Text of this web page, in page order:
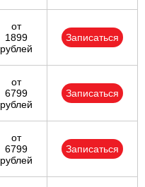
от
1899
рублей
Записаться
от
6799
рублей
Записаться
от
6799
рублей
Записаться